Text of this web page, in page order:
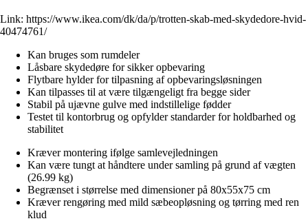
Link: https://www.ikea.com/dk/da/p/trotten-skab-med-skydedore-hvid-
40474761/
Kan bruges som rumdeler
Låsbare skydedøre for sikker opbevaring
Flytbare hylder for tilpasning af opbevaringsløsningen
Kan tilpasses til at være tilgængeligt fra begge sider
Stabil på ujævne gulve med indstillelige fødder
Testet til kontorbrug og opfylder standarder for holdbarhed og
stabilitet
Kræver montering ifølge samlevejledningen
Kan være tungt at håndtere under samling på grund af vægten
(26.99 kg)
Begrænset i størrelse med dimensioner på 80x55x75 cm
Kræver rengøring med mild sæbeopløsning og tørring med ren
klud